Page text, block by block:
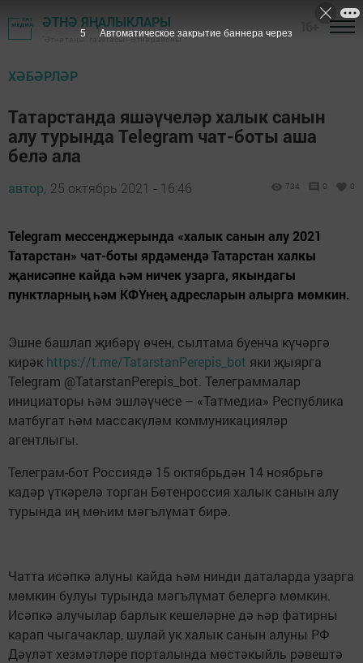
ӘТНӘ ЯҢАЛЫКЛАРЫ
"Әтнә таңы" газетасы - Әтнә районы
ХӘБӘРЛӘР
Татарстанда яшәүчеләр халык санын
алу турында Telegram чат-боты аша
белә ала
автор, 25 октябрь 2021 - 16:46 734 0 0
Telegram мессенджерында «халык санын алу 2021
Татарстан» чат-боты ярдәмендә Татарстан халкы
җанисәпне кайда һәм ничек узарга, якындагы
пунктларның һәм КФҮнең адресларын алырга мөмкин.
Эшне башлап җибәрү өчен, сылтама буенча күчәргә
кирәк https://t.me/TatarstanPerepis_bot яки җыярга
Telegram @TatarstanPerepis_bot. Телеграммалар
инициаторы һәм эшләүчесе – «Татмедиа» Республика
матбугат һәм массакүләм коммуникацияләр
агентлыгы.
Телеграм-бот Россиядә 15 октябрьдән 14 ноябрьгә
кадәр үткәрелә торган Бөтенроссия халык санын алу
турында иң мөһим мәгълүмат бирә.
Чатта исәпкә алуны кайда һәм нинди даталарда узарга
мөмкин булуы турында мәгълүмат белергә мөмкин.
Исәпкә алучылар барлык кешеләрне дә һәр фатирны
карап чыгачаклар, шулай ук халык санын алуны РФ
Дәүләт хезмәтләре порталында мөстәкыйль рәвештә
4 Автоматическое закрытие баннера через